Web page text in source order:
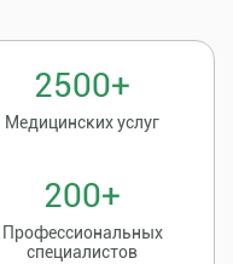
2500+
Медицинских услуг
200+
Профессиональных
специалистов